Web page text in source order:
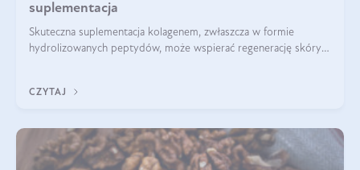
suplementacja
Skuteczna suplementacja kolagenem, zwłaszcza w formie
hydrolizowanych peptydów, może wspierać regenerację skóry i
CZYTAJ